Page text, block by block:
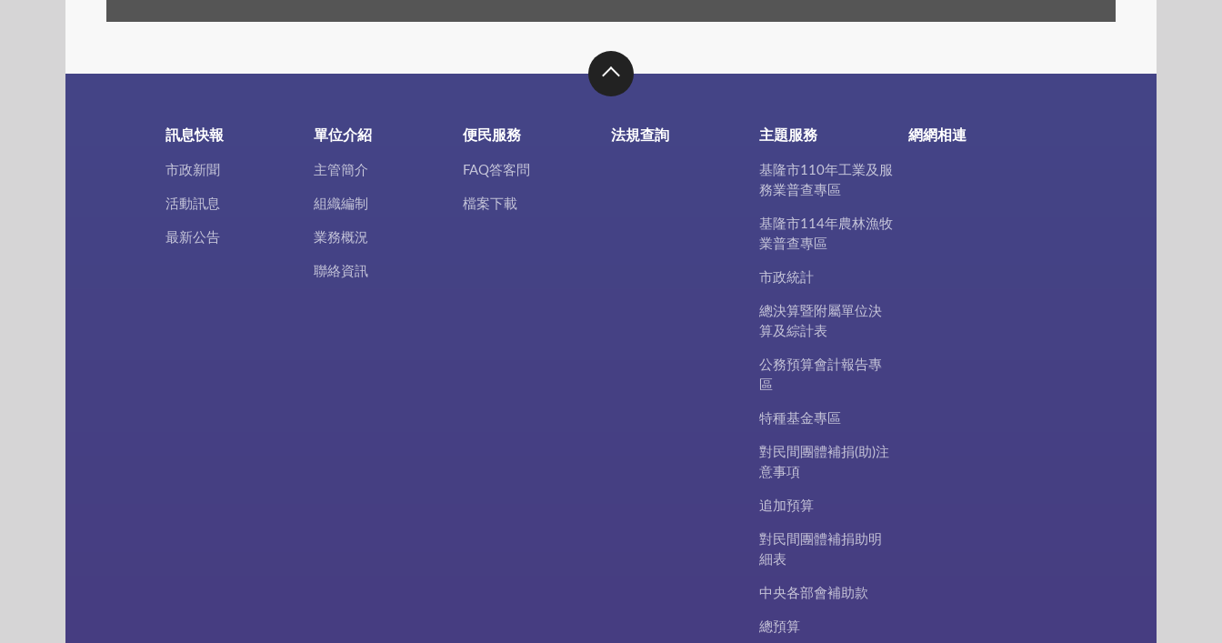
訊息快報
市政新聞
活動訊息
最新公告
單位介紹
主管簡介
組織編制
業務概況
聯絡資訊
便民服務
FAQ答客問
檔案下載
法規查詢 主題服務
基隆市110年工業及服
務業普查專區
基隆市114年農林漁牧
業普查專區
市政統計
總決算暨附屬單位決
算及綜計表
公務預算會計報告專
區
特種基金專區
對民間團體補捐(助)注
意事項
追加預算
對民間團體補捐助明
細表
中央各部會補助款
總預算
網網相連